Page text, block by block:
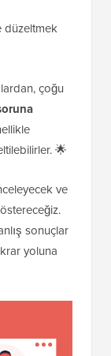
düzeltmek
çoğu
🌟
ve
sonuçlar
yoluna